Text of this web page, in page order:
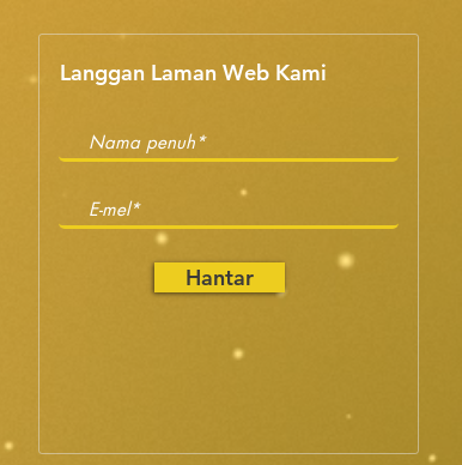
Langgan Laman Web Kami
Hantar